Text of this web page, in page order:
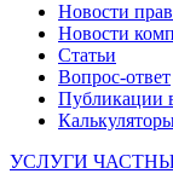
Новости
Новости
Статьи
Вопрос-ответ
УСЛУГИ